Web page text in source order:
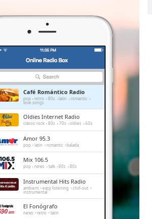
Café Romántico Radio
pop retro 80s latin romantic
love songs
Oldies Internet Radio
classic rock 80s 70s oldies 60s
Amor 95.3
pop latin romantic balada
Mix 106.5
pop news talk 90s 80s
Instrumental Hits Radio
ambient easy listening chill-out
instrumental
El Fonógrafo
news retro latin